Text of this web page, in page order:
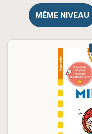
MÊME NIVEAU